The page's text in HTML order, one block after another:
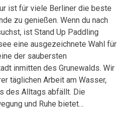
ist für viele Berliner die beste
zu genießen. Wenn du nach
ist Stand Up Paddling
eine ausgezeichnete Wahl für
der saubersten
inmitten des Grunewalds. Wir
täglichen Arbeit am Wasser,
des Alltags abfällt. Die
und Ruhe bietet…